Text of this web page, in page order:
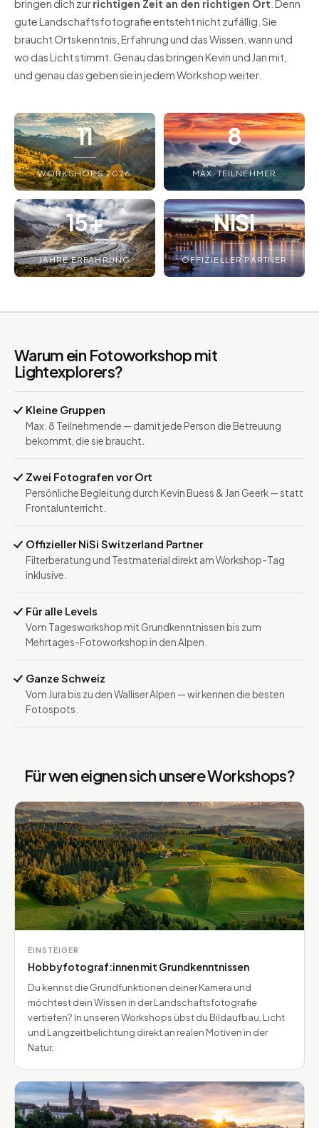
bringen dich zurrichtigen Zeit an den richtigen Ort . Denn
gute Landschaftsfotografie entsteht nicht zufällig. Sie
braucht Ortskenntnis, Erfahrung und das Wissen, wann und
wo das Licht stimmt. Genau das bringen Kevin und Jan mit,
und genau das geben sie in jedem Workshop weiter.
11
WORKSHOPS 2026
8
MAX. TEILNEHMER
15+
JAHRE ERFAHRUNG
NiSi
OFFIZIELLER PARTNER
Warum ein Fotoworkshop mit
Lightexplorers?
Kleine Gruppen
Max. 8 Teilnehmende — damit jede Person die Betreuung
bekommt, die sie braucht.
Zwei Fotografen vor Ort
Persönliche Begleitung durch Kevin Buess & Jan Geerk — statt
Frontalunterricht.
Offizieller NiSi Switzerland Partner
Filterberatung und Testmaterial direkt am Workshop-Tag
inklusive.
Für alle Levels
Vom Tagesworkshop mit Grundkenntnissen bis zum
Mehrtages-Fotoworkshop in den Alpen.
Ganze Schweiz
Vom Jura bis zu den Walliser Alpen — wir kennen die besten
Fotospots.
Für wen eignen sich unsere Workshops?
EINSTEIGER
Hobbyfotograf:innen mit Grundkenntnissen
Du kennst die Grundfunktionen deiner Kamera und
möchtest dein Wissen in der Landschaftsfotografie
vertiefen? In unseren Workshops übst du Bildaufbau, Licht
und Langzeitbelichtung direkt an realen Motiven in der
Natur.